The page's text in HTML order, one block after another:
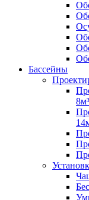
Бассейны
8м³